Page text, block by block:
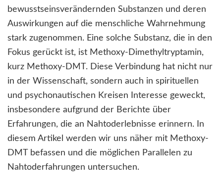
bewusstseinsverändernden Substanzen und deren
Auswirkungen auf die menschliche Wahrnehmung
stark zugenommen. Eine solche Substanz, die in den
Fokus gerückt ist, ist Methoxy-Dimethyltryptamin,
kurz Methoxy-DMT. Diese Verbindung hat nicht nur
in der Wissenschaft, sondern auch in spirituellen
und psychonautischen Kreisen Interesse geweckt,
insbesondere aufgrund der Berichte über
Erfahrungen, die an Nahtoderlebnisse erinnern. In
diesem Artikel werden wir uns näher mit Methoxy-
DMT befassen und die möglichen Parallelen zu
Nahtoderfahrungen untersuchen.